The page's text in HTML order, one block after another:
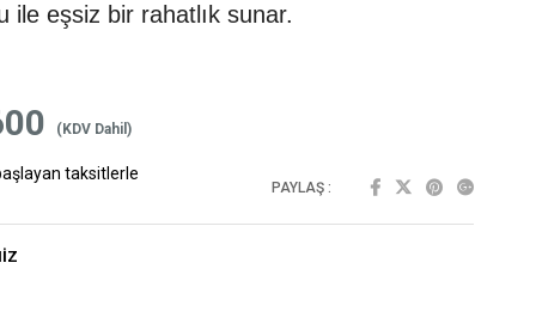
ile eşsiz bir rahatlık sunar.
(KDV Dahil)
taksitlerle
PAYLAŞ :